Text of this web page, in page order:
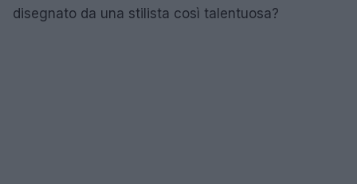
disegnato da una stilista così talentuosa?